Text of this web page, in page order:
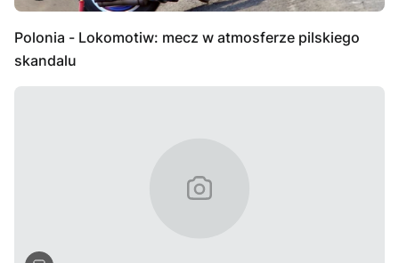
Polonia - Lokomotiw: mecz w atmosferze pilskiego
skandalu